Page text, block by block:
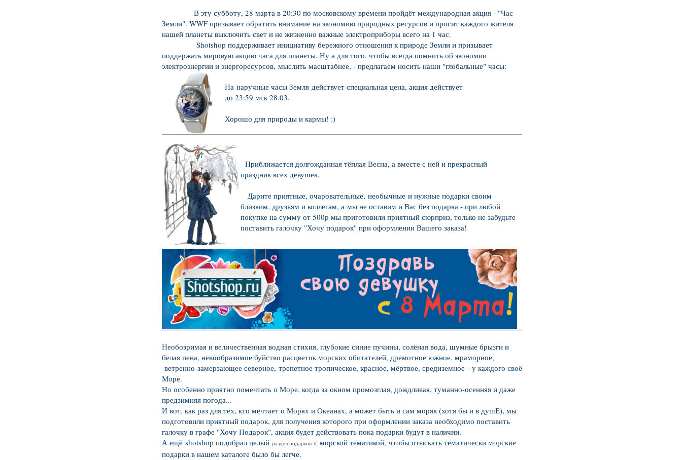
В эту субботу, 28 марта в 20:30 по московскому времени пройдёт международная акция - "Час
Земли". WWF призывает обратить внимание на экономию природных ресурсов и просит каждого жителя
нашей планеты выключить свет и не жизненно важные электроприборы всего на 1 час.
Shotshop поддерживает инициативу бережного отношения к природе Земли и призывает
поддержать мировую акцию часа для планеты. Ну а для того, чтобы всегда помнить об экономии
электроэнергии и энергоресурсов, мыслить масштабнее, - предлагаем носить наши "глобальные" часы:
На наручные часы Земля действует специальная цена, акция действует
до 23:59 мск 28.03.
Хорошо для природы и кармы! :)
Приближается долгожданная тёплая Весна, а вместе с ней и прекрасный
праздник всех девушек.
Дарите приятные, очаровательные, необычные и нужные подарки своим
близким, друзьям и коллегам, а мы не оставим и Вас без подарка - при любой
покупке на сумму от 500р мы приготовили приятный сюрприз, только не забудьте
поставить галочку "Хочу подарок" при оформлении Вашего заказа!
Необозримая и величественная водная стихия, глубокие синие пучины, солёная вода, шумные брызги и
белая пена, невообразимое буйство расцветок морских обитателей, дремотное южное, мраморное,
ветренно-замерзающее северное, трепетное тропическое, красное, мёртвое, средиземное - у каждого своё
Море.
Но особенно приятно помечтать о Море, когда за окном промозглая, дождливая, туманно-осенняя и даже
предзимняя погода...
И вот, как раз для тех, кто мечтает о Морях и Океанах, а может быть и сам моряк (хотя бы и в душЕ), мы
подготовили приятный подарок, для получения которого при оформлении заказа необходимо поставить
галочку в графе "Хочу Подарок", акция будет действовать пока подарки будут в наличии.
А ещё shotshop подобрал целый раздел подарков с морской тематикой, чтобы отыскать тематически морские
подарки в нашем каталоге было бы легче.